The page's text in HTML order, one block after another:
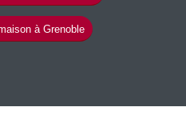
à Grenoble